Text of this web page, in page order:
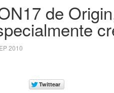
de
2010